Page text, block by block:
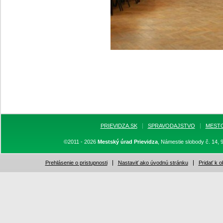
PRIEVIDZA.SK SPRAVODAJSTVO
©2011 - 2026 Mestský úrad Prievidza, Námestie slobody č. 14,
Prehlásenie o pristupnosti Nastaviť ako úvodnú stránku Pridať k